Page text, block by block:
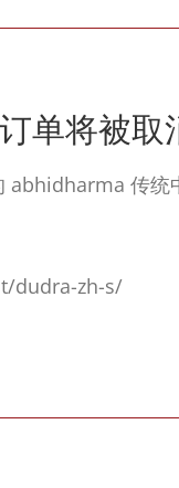
单将被取
abhidharma 传统
dudra-zh-s/